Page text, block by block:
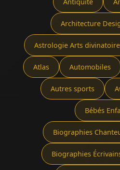
Architecture
Astrologie Arts
Atlas Automobiles
Autres sports
Bébés
Biographies
Biographies